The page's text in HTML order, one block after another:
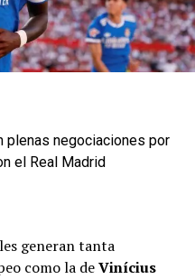
plenas negociaciones por
el Real Madrid
generan tanta
como la deVinícius